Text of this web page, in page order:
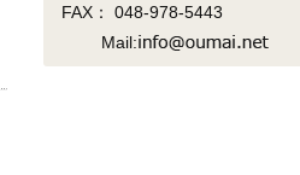
FAX： 048-978-5443
Mail: